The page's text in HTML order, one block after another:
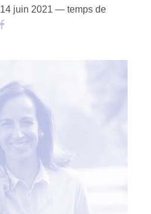
14 juin 2021 — temps de